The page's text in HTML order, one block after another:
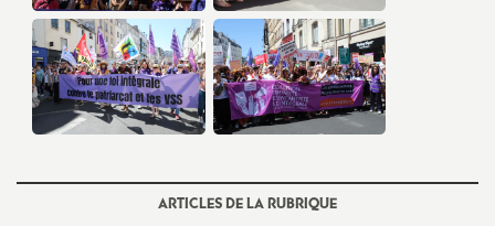
l
é
a
n
ARTICLES DE LA RUBRIQUE